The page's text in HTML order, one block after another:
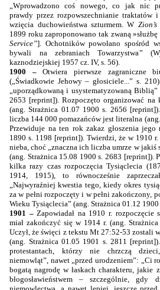
„Wprowadzono coś nowego, co jak nic
prawdy przez rozpowszechnianie
wzięcia duchowieństwa szturmem. W
1899 roku zaproponowano tak zwaną
Service”]. Ochotników powołano spośród
bywali na zebraniach Towarzystwa” (
kaznodziejskiej 1957 cz. IV, s. 56).
1900 –Otwiera pierwsze zagraniczne
(„Świadkowie Jehowy – głosiciele...” s.
„uporządkowaną i usystematyzowaną
2653 [reprint]). Rozpoczęto organizować na
(ang. Strażnica 01.07 1900 s. 2656
liczba 144 000 pomazańców jest literalna (
Przewiduje na ten rok zakaz głoszenia jego
1890 s. 1198 [reprint]). Twierdzi, że w 1910
nieba, choć „znaczna ich liczba umrze w jakiś
(ang. Strażnica 15.08 1900 s. 2683 [reprint]).
kilka razy czas rozpoczęcia Tysiąclecia
1914, 1915), to równocześnie
„Najwyraźniej kwestia tego, kiedy okres
za w pełni rozpoczęty i w pełni zakończony,
Wieku Tysiąclecia” (ang. Strażnica 01.12
1901 –Zapowiadał na 1910 r. rozpoczęcie
miał zakończyć się w 1914 r. (ang.
Uczył, że święci z tekstu Mt 27:52-53 zostali
(ang. Strażnica 01.05 1901 s. 2811
protestantach, którzy nie chrzczą
niemowląt”, nawet „przed urodzeniem”: „Ci
bogatą nagrodę w łaskach charakteru, jakie
błogosławieństwem – szczególnie, gdy